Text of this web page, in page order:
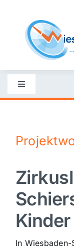
content
Toggle
Navigation
Nachrichten
Politik
Wirtschaft
Sport
Kinder
In